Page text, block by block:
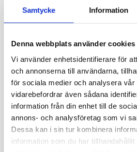
Samtycke Information
Denna webbplats använder cookies
Vi använder enhetsidentifierare för
och annonserna till användarna,
för sociala medier och analysera vår
vidarebefordrar även sådana
information från din enhet till de
annons- och analysföretag som vi
Dessa kan i sin tur kombinera
information som du har
Fälgstorlek
Relaterade produkter
%